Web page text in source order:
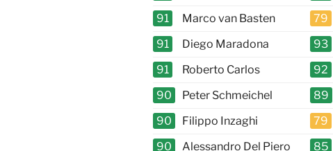
91
Marco van Basten 79
91
Diego Maradona 93
91
Roberto Carlos 92
90
Peter Schmeichel 89
90
Filippo Inzaghi 79
90
Alessandro Del Piero 85